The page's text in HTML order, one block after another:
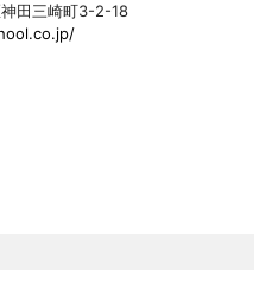
田三崎町3-2-18